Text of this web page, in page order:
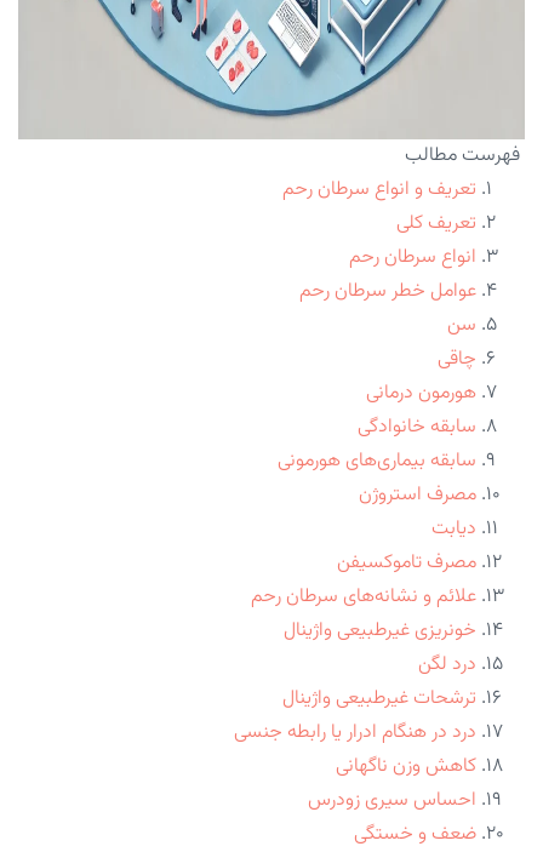
فهرست مطالب
تعریف و انواع سرطان رحم
تعریف کلی
انواع سرطان رحم
عوامل خطر سرطان رحم
سن
چاقی
هورمون درمانی
سابقه خانوادگی
سابقه بیماری‌های هورمونی
مصرف استروژن
دیابت
مصرف تاموکسیفن
علائم و نشانه‌های سرطان رحم
خونریزی غیرطبیعی واژینال
درد لگن
ترشحات غیرطبیعی واژینال
درد در هنگام ادرار یا رابطه جنسی
کاهش وزن ناگهانی
احساس سیری زودرس
ضعف و خستگی